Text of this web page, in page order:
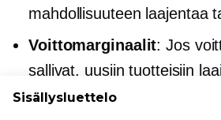
mahdollisuuteen laajentaa
Voittomarginaalit: Jos
sallivat, uusiin tuotteisiin
monipuolistaa tulovirtoja ja
Sisällysluettelo